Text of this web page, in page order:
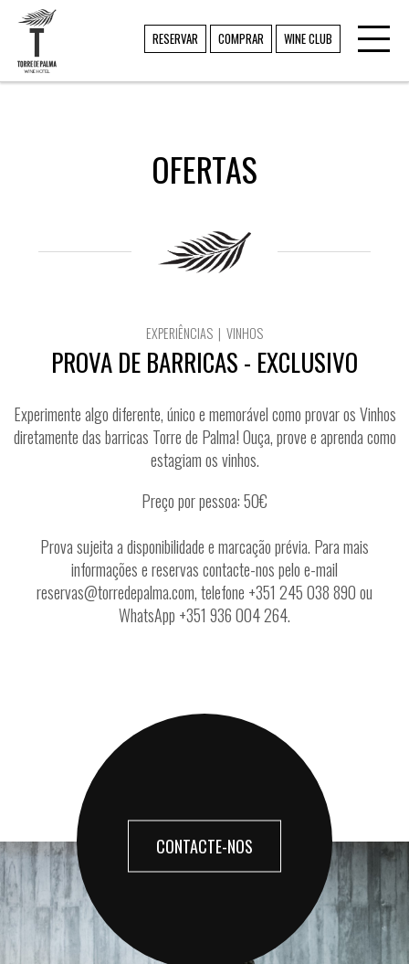
RESERVAR COMPRAR WINE CLUB
OFERTAS
EXPERIÊNCIAS | VINHOS
PROVA DE BARRICAS - EXCLUSIVO
Experimente algo diferente, único e memorável como provar os Vinhos
diretamente das barricas Torre de Palma! Ouça, prove e aprenda como
estagiam os vinhos.
Preço por pessoa: 50€
Prova sujeita a disponibilidade e marcação prévia. Para mais
informações e reservas contacte-nos pelo e-mail
reservas@torredepalma.com, telefone +351 245 038 890 ou
WhatsApp +351 936 004 264.
CONTACTE-NOS